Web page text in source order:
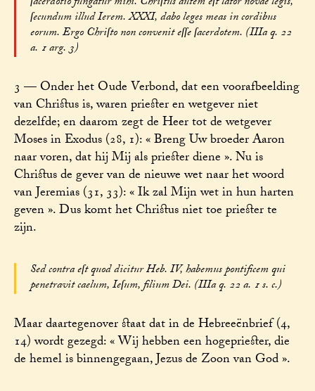
ſecundum illud Ierem. XXXI, dabo leges meas in cordibus
eorum. Ergo Chriſto non convenit eſſe ſacerdotem. (IIIa q. 22
a. 1 arg. 3)
3 — Onder het Oude Verbond, dat een voorafbeelding
van Christus is, waren priester en wetgever niet
dezelfde; en daarom zegt de Heer tot de wetgever
Moses in Exodus (28, 1): « Breng Uw broeder Aaron
naar voren, dat hij Mij als priester diene ». Nu is
Christus de gever van de nieuwe wet naar het woord
van Jeremias (31, 33): « Ik zal Mijn wet in hun harten
geven ». Dus komt het Christus niet toe priester te
zijn.
Sed contra eſt quod dicitur Heb. IV, habemus pontificem qui
penetravit caelum, Ieſum, filium Dei. (IIIa q. 22 a. 1 s. c.)
Maar daartegenover staat dat in de Hebreeënbrief (4,
14) wordt gezegd: « Wij hebben een hogepriester, die
de hemel is binnengegaan, Jezus de Zoon van God ».